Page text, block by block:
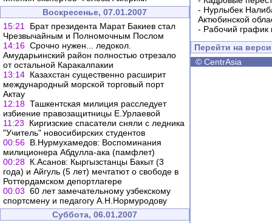
Воскресенье, 07.01.2007
15:21
Брат президента Марат Бакиев стал
Чрезвычайным и Полномочным Послом
14:16 Срочно нужен... ледокол.
Амударьинский район полностью отрезало
от остальной Каракалпакии
13:14 Казахстан существенно расширит
международный морской торговый порт
Актау
12:18 Ташкентская милиция расследует
избиение правозащитницы Е.Урлаевой
11:23
Киргизские спасатели сняли с ледника
"Учитель" новосибирских студентов
00:56 В.Нурмухамедов: Воспоминания
милиционера Абдулла-ака (памфлет)
00:28 К.Асанов: Кыргызстанцы Бакыт (3
года) и Айгуль (5 лет) мечтатют о свободе в
Роттердамском депортлагере
00:03 60 лет замечательному узбекскому
спортсмену и педагогу А.Н.Нормуродову
Суббота, 06.01.2007
- Нурлыбек
Актюбинской
- Рабочий график
Перейти на
© CentrAsia